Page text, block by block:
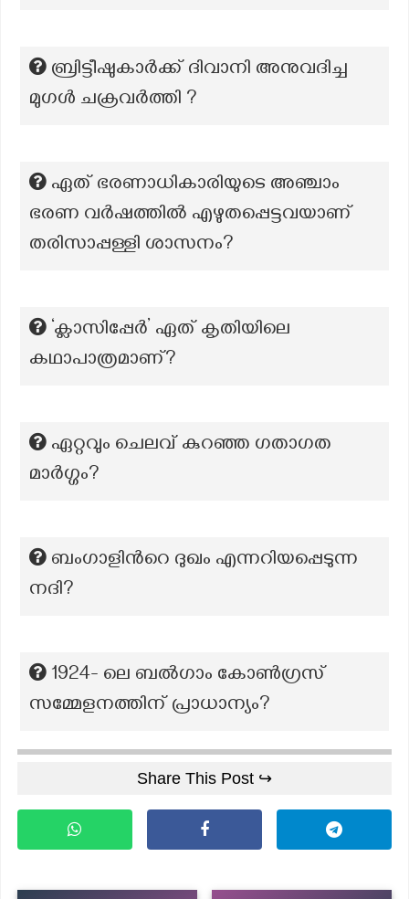
ബ്രിട്ടീഷുകാർക്ക് ദിവാനി അനുവദിച്ച
മുഗൾ ചക്രവർത്തി ?
ഏത് ഭരണാധികാരിയുടെ അഞ്ചാം
ഭരണ വർഷത്തിൽ എഴുതപ്പെട്ടവയാണ്
തരിസാപ്പള്ളി ശാസനം?
‘ക്ലാസിപ്പേർ’ ഏത് കൃതിയിലെ
കഥാപാത്രമാണ്?
ഏറ്റവും ചെലവ് കുറഞ്ഞ ഗതാഗത
മാർഗ്ഗം?
ബംഗാളിന്‍റെ ദുഖം എന്നറിയപ്പെടുന്ന
നദി?
1924- ലെ ബൽഗാം കോൺഗ്രസ്
സമ്മേളനത്തിന് പ്രാധാന്യം?
Share This Post ↪